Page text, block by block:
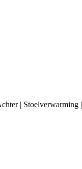
| Stoelverwarming |